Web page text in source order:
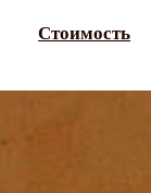
Стоимость